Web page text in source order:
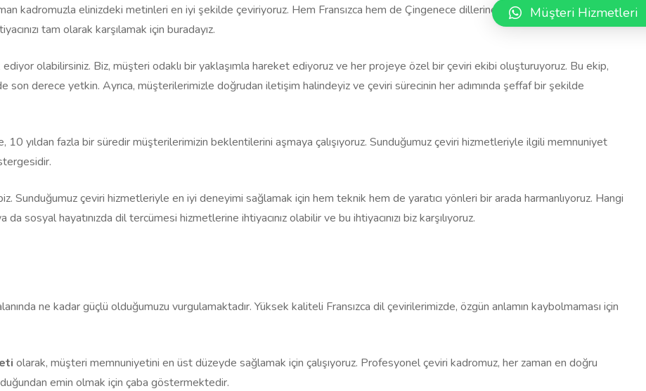
kadromuzla elinizdeki metinleri en iyi şekilde çeviriyoruz. Hem Fransızca hem de Çingenece dillerine yönelik olarak
tam olarak karşılamak için buradayız.
ediyor olabilirsiniz. Biz, müşteri odaklı bir yaklaşımla hareket ediyoruz ve her projeye özel bir çeviri ekibi oluşturuyoruz. Bu ekip,
son derece yetkin. Ayrıca, müşterilerimizle doğrudan iletişim halindeyiz ve çeviri sürecinin her adımında şeffaf bir şekilde
10 yıldan fazla bir süredir müşterilerimizin beklentilerini aşmaya çalışıyoruz. Sunduğumuz çeviri hizmetleriyle ilgili memnuniyet
Sunduğumuz çeviri hizmetleriyle en iyi deneyimi sağlamak için hem teknik hem de yaratıcı yönleri bir arada harmanlıyoruz. Hangi
sosyal hayatınızda dil tercümesi hizmetlerine ihtiyacınız olabilir ve bu ihtiyacınızı biz karşılıyoruz.
ne kadar güçlü olduğumuzu vurgulamaktadır. Yüksek kaliteli Fransızca dil çevirilerimizde, özgün anlamın kaybolmaması için
olarak, müşteri memnuniyetini en üst düzeyde sağlamak için çalışıyoruz. Profesyonel çeviri kadromuz, her zaman en doğru
emin olmak için çaba göstermektedir.
Müşteri Hizmetleri